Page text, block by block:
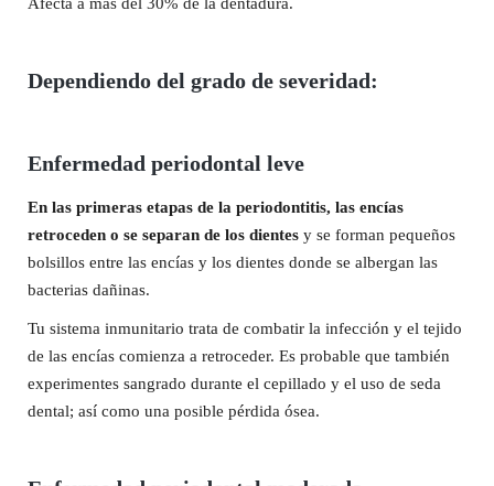
Afecta a más del 30% de la dentadura.
Dependiendo del grado de severidad:
Enfermedad periodontal leve
En las primeras etapas de la periodontitis, las encías
retroceden o se separan de los dientes y se forman pequeños
bolsillos entre las encías y los dientes donde se albergan las
bacterias dañinas.
Tu sistema inmunitario trata de combatir la infección y el tejido
de las encías comienza a retroceder. Es probable que también
experimentes sangrado durante el cepillado y el uso de seda
dental; así como una posible pérdida ósea.